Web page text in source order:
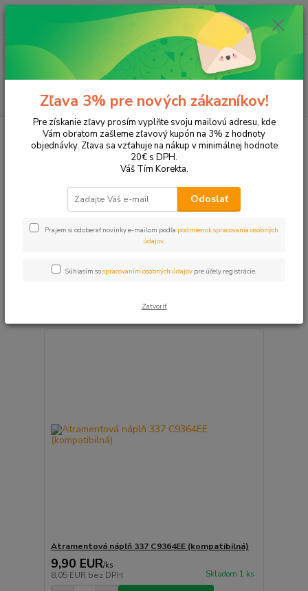
Hľadať
ks
za 0,00 EUR
Tonery a náplne do tlačiarní Hewlett Packard
HP DeskJet
DeskJet D-4163
DeskJet D-4163
Upresniť parametre
strana
Atramentová náplň 337 C9364EE (kompatibilná)
9,90 EUR/ks
8,05 EUR bez DPH Skladom 1 ks
Zľava 3% pre nových zákazníkov!
Pre získanie zľavy prosím vyplňte svoju mailovú adresu, kde
Vám obratom zašleme zľavový kupón na 3% z hodnoty
objednávky. Zľava sa vzťahuje na nákup v minimálnej hodnote
20€ s DPH.
Váš Tím Korekta.
Odoslať
Prajem si odoberať novinky e-mailom podľa podmienok spracovania osobných
údajov.
Súhlasím sospracovaním osobných údajov pre účely registrácie.
Zatvoriť